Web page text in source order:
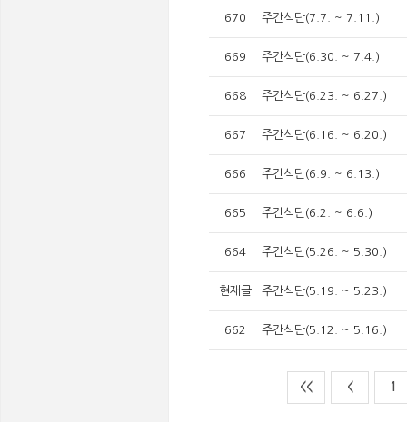
670 주간식단(7.7. ~ 7.11.)
669 주간식단(6.30. ~ 7.4.)
668 주간식단(6.23. ~ 6.27.)
667 주간식단(6.16. ~ 6.20.)
666 주간식단(6.9. ~ 6.13.)
665 주간식단(6.2. ~ 6.6.)
664 주간식단(5.26. ~ 5.30.)
현재글 주간식단(5.19. ~ 5.23.)
662 주간식단(5.12. ~ 5.16.)
<< < 1